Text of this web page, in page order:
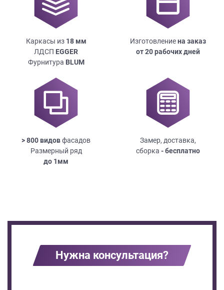
Каркасы из 18мм
ЛДСП EGGER
Фурнитура BLUM
Изготовлениена заказ
от 20 рабочих дней
> 800 видовфасадов
Размерный ряд
до 1мм
Замер, доставка,
сборка - бесплатно
Нужна консультация?